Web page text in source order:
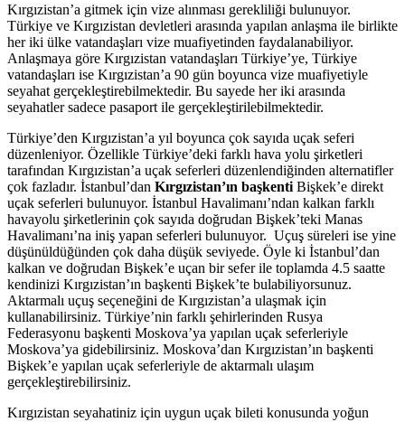
Kırgızistan’a gitmek için vize alınması gerekliliği bulunuyor.
Türkiye ve Kırgızistan devletleri arasında yapılan anlaşma ile birlikte
her iki ülke vatandaşları vize muafiyetinden faydalanabiliyor.
Anlaşmaya göre Kırgızistan vatandaşları Türkiye’ye, Türkiye
vatandaşları ise Kırgızistan’a 90 gün boyunca vize muafiyetiyle
seyahat gerçekleştirebilmektedir. Bu sayede her iki arasında
seyahatler sadece pasaport ile gerçekleştirilebilmektedir.
Türkiye’den Kırgızistan’a yıl boyunca çok sayıda uçak seferi
düzenleniyor. Özellikle Türkiye’deki farklı hava yolu şirketleri
tarafından Kırgızistan’a uçak seferleri düzenlendiğinden alternatifler
çok fazladır. İstanbul’dan Kırgızistan’ın başkenti Bişkek’e direkt
uçak seferleri bulunuyor. İstanbul Havalimanı’ndan kalkan farklı
havayolu şirketlerinin çok sayıda doğrudan Bişkek’teki Manas
Havalimanı’na iniş yapan seferleri bulunuyor. Uçuş süreleri ise yine
düşünüldüğünden çok daha düşük seviyede. Öyle ki İstanbul’dan
kalkan ve doğrudan Bişkek’e uçan bir sefer ile toplamda 4.5 saatte
kendinizi Kırgızistan’ın başkenti Bişkek’te bulabiliyorsunuz.
Aktarmalı uçuş seçeneğini de Kırgızistan’a ulaşmak için
kullanabilirsiniz. Türkiye’nin farklı şehirlerinden Rusya
Federasyonu başkenti Moskova’ya yapılan uçak seferleriyle
Moskova’ya gidebilirsiniz. Moskova’dan Kırgızistan’ın başkenti
Bişkek’e yapılan uçak seferleriyle de aktarmalı ulaşım
gerçekleştirebilirsiniz.
Kırgızistan seyahatiniz için uygun uçak bileti konusunda yoğun